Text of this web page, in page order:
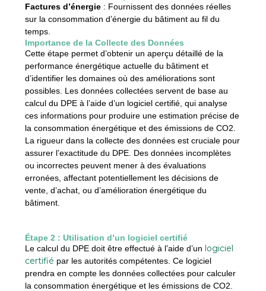
Factures d’énergie : Fournissent des données réelles
sur la consommation d’énergie du bâtiment au fil du
temps.
Importance de la Collecte des Données
Cette étape permet d’obtenir un aperçu détaillé de la
performance énergétique actuelle du bâtiment et
d’identifier les domaines où des améliorations sont
possibles. Les données collectées servent de base au
calcul du DPE à l’aide d’un logiciel certifié, qui analyse
ces informations pour produire une estimation précise de
la consommation énergétique et des émissions de CO2.
La rigueur dans la collecte des données est cruciale pour
assurer l’exactitude du DPE. Des données incomplètes
ou incorrectes peuvent mener à des évaluations
erronées, affectant potentiellement les décisions de
vente, d’achat, ou d’amélioration énergétique du
bâtiment.
Étape 2 : Utilisation d’un logiciel certifié
Le calcul du DPE doit être effectué à l’aide d’unlogiciel
certifié par les autorités compétentes. Ce logiciel
prendra en compte les données collectées pour calculer
la consommation énergétique et les émissions de CO2.